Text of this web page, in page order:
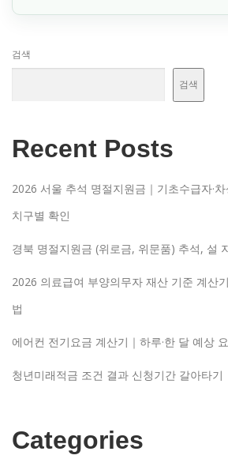
검색
검색
Recent Posts
2026 서울 추석 명절지원금｜기초수급자·차
치구별 확인
경북 명절지원금 (위로금, 위문품) 추석, 설
2026 의료급여 부양의무자 재산 기준 계산
법
에어컨 전기요금 계산기｜하루·한 달 예상
청년미래적금 조건 결과 신청기간 갈아타기
Categories